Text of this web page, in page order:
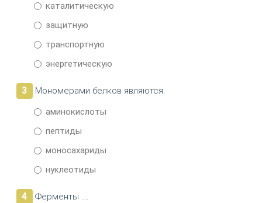
каталитическую
защитную
транспортную
энергетическую
3
Мономерами белков являются:
аминокислоты
пептиды
моносахариды
нуклеотиды
4
Ферменты ….